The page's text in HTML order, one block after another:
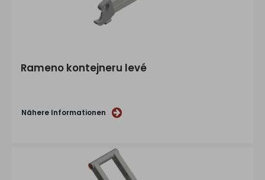
Rameno kontejneru levé
Nähere Informationen